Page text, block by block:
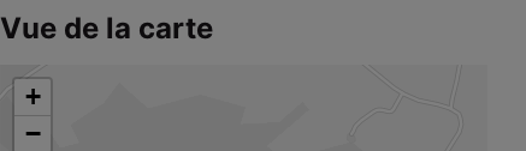
Vue de la carte